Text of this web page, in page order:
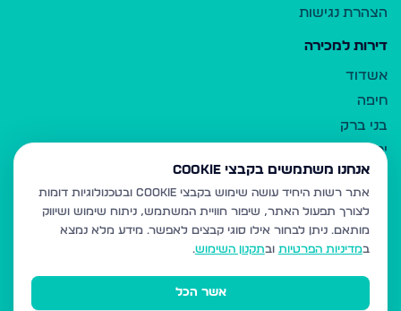
הצהרת נגישות
דירות למכירה
אשדוד
חיפה
בני ברק
ירושלים
אלעד
גבעת זאב
בית שמש
רכסים
מודיעין עילית
אנחנו משתמשים בקבצי Cookie
אתר רשות היחיד עושה שימוש בקבצי Cookie ובטכנולוגיות דומות
לצורך תפעול האתר, שיפור חוויית המשתמש, ניתוח שימוש ושיווק
מותאם. ניתן לבחור אילו סוגי קבצים לאפשר. מידע מלא נמצא
במדיניות הפרטיות ובתקנון השימוש.
אשר הכל